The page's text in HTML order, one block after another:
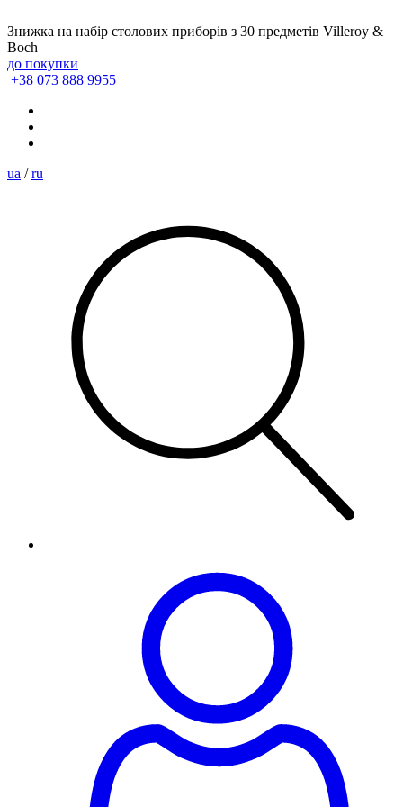
Знижка на набір столових приборів з 30 предметів Villeroy &
Boch
до покупки
+38 073 888 9955
ua / ru